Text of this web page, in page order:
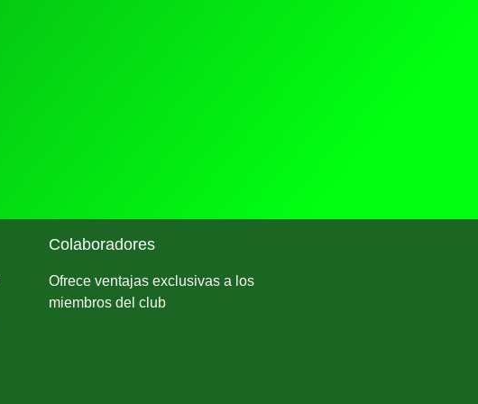
Colaboradores
Ofrece ventajas exclusivas a los
miembros del club